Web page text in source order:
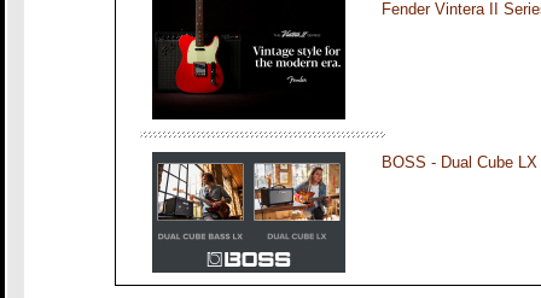
Fender Vintera II
BOSS - Dual Cube